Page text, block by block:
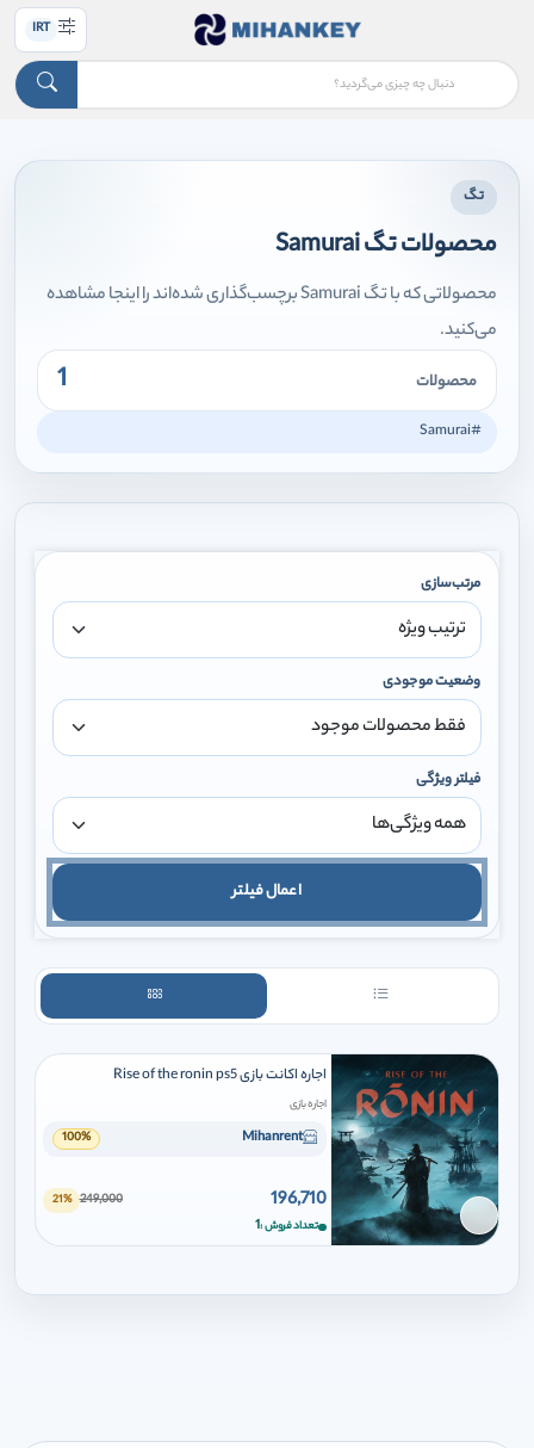
IRT
تگ
محصولات تگ Samurai
محصولاتی که با تگ Samurai برچسب‌گذاری شده‌اند را اینجا مشاهده
می‌کنید.
محصولات 1
#Samurai
مرتب‌سازی
وضعیت موجودی
فیلتر ویژگی
اعمال فیلتر
برای افزودن وارد شوید
اجاره اکانت بازی Rise of the ronin ps5
اجاره بازی
Mihanrent
100%
196,710
249,000
21%
تعداد فروش 1